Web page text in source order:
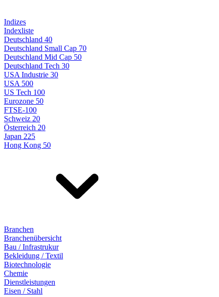
Indizes
Indexliste
Deutschland 40
Deutschland Small Cap 70
Deutschland Mid Cap 50
Deutschland Tech 30
USA Industrie 30
USA 500
US Tech 100
Eurozone 50
FTSE-100
Schweiz 20
Österreich 20
Japan 225
Hong Kong 50
Branchen
Branchenübersicht
Bau / Infrastrukur
Bekleidung / Textil
Biotechnologie
Chemie
Dienstleistungen
Eisen / Stahl